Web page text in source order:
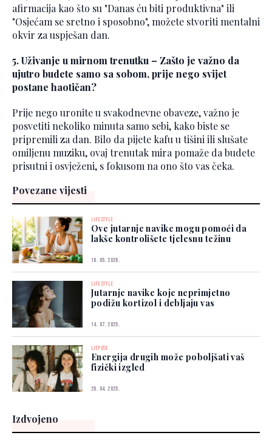
afirmacija kao što su "Danas ću biti produktivna" ili
"Osjećam se sretno i sposobno", možete stvoriti mentalni
okvir za uspješan dan.
5. Uživanje u mirnom trenutku – Zašto je važno da
ujutro budete samo sa sobom, prije nego svijet
postane haotičan?
Prije nego uronite u svakodnevne obaveze, važno je
posvetiti nekoliko minuta samo sebi, kako biste se
pripremili za dan. Bilo da pijete kafu u tišini ili slušate
omiljenu muziku, ovaj trenutak mira pomaže da budete
prisutni i osvježeni, s fokusom na ono što vas čeka.
Povezane vijesti
LIFESTYLE
Ove jutarnje navike mogu pomoći da
lakše kontrolišete tjelesnu težinu
18. 05. 2026.
LIFESTYLE
Jutarnje navike koje neprimjetno
podižu kortizol i debljaju vas
14. 07. 2025.
LJEPOTA
Energija drugih može poboljšati vaš
fizički izgled
20. 04. 2025.
Izdvojeno